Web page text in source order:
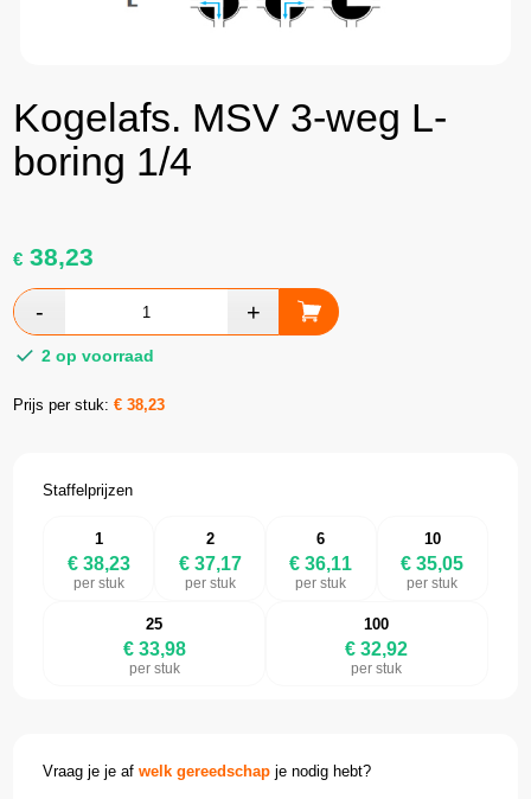
Kogelafs. MSV 3-weg L-
boring 1/4
€ 38,23
2 op voorraad
Prijs per stuk:€38,23
Staffelprijzen
1
€ 38,23
per stuk
2
€ 37,17
per stuk
6
€ 36,11
per stuk
10
€ 35,05
per stuk
25
€ 33,98
per stuk
100
€ 32,92
per stuk
Vraag je je afwelk gereedschap je nodig hebt?